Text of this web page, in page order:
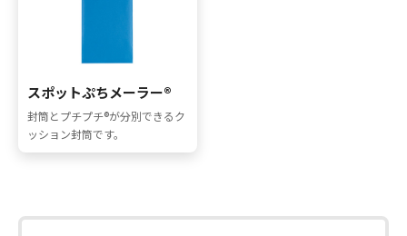
スポットぷちメーラー®
封筒とプチプチ®が分別できるク
ッション封筒です。